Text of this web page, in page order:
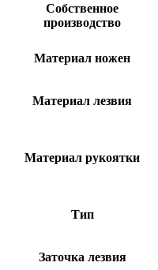
Собственное
производство
Материал ножен
Материал лезвия
Материал рукоятки
Тип
Заточка лезвия